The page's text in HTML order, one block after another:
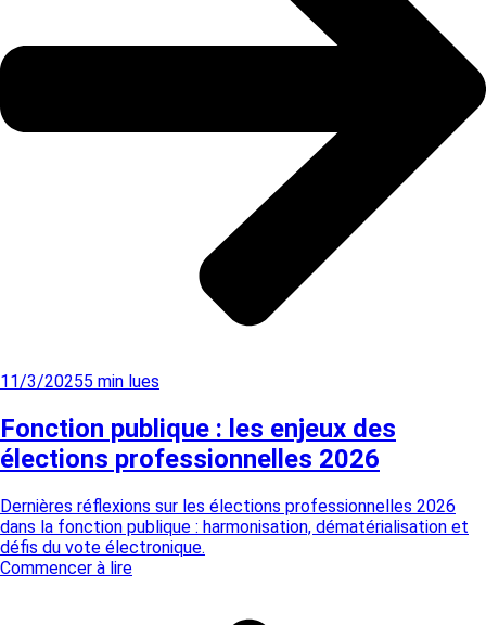
11/3/20255 min lues
Fonction publique : les enjeux des
élections professionnelles 2026
Dernières réflexions sur les élections professionnelles 2026
dans la fonction publique : harmonisation, dématérialisation et
défis du vote électronique.
Commencer à lire